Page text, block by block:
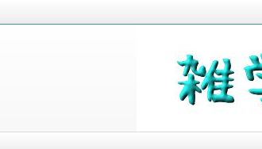
雑学の小箱
毎日の生活の中で
少しでも役に立つ